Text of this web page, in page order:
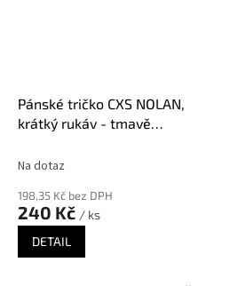
Pánské tričko CXS NOLAN,
krátký rukáv - tmavě
Na dotaz
198,35 Kč bez DPH
240 Kč / ks
DETAIL